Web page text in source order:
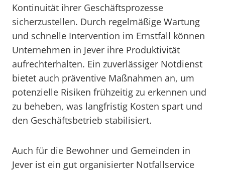
Kontinuität ihrer Geschäftsprozesse
sicherzustellen. Durch regelmäßige Wartung
und schnelle Intervention im Ernstfall können
Unternehmen in Jever ihre Produktivität
aufrechterhalten. Ein zuverlässiger Notdienst
bietet auch präventive Maßnahmen an, um
potenzielle Risiken frühzeitig zu erkennen und
zu beheben, was langfristig Kosten spart und
den Geschäftsbetrieb stabilisiert.
Auch für die Bewohner und Gemeinden in
Jever ist ein gut organisierter Notfallservice